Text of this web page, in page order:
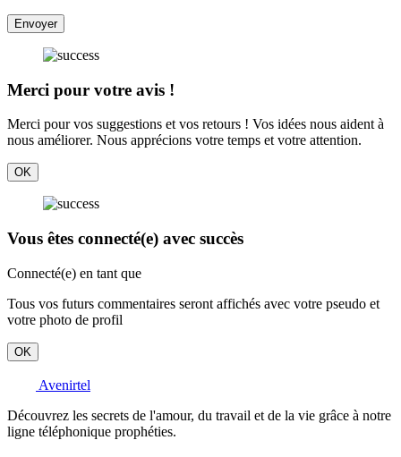
Envoyer
Merci pour votre avis !
Merci pour vos suggestions et vos retours ! Vos idées nous aident à
nous améliorer. Nous apprécions votre temps et votre attention.
OK
Vous êtes connecté(e) avec succès
Connecté(e) en tant que
Tous vos futurs commentaires seront affichés avec votre pseudo et
votre photo de profil
OK
Avenirtel
Découvrez les secrets de l'amour, du travail et de la vie grâce à notre
ligne téléphonique prophéties.